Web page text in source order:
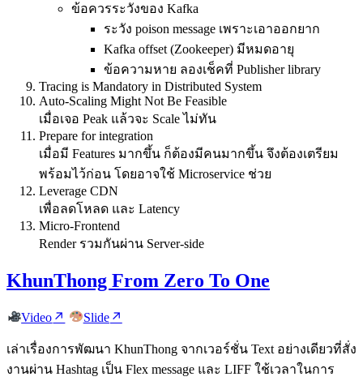
ข้อควรระวังของ Kafka
ระวัง poison message เพราะเอาออกยาก
Kafka offset (Zookeeper) มีหมดอายุ
ข้อความหาย ลองเช็คที่ Publisher library
Tracing is Mandatory in Distributed System
Auto-Scaling Might Not Be Feasible
เมื่อเจอ Peak แล้วจะ Scale ไม่ทัน
Prepare for integration
เมื่อมี Features มากขึ้น ก็ต้องมีคนมากขึ้น จึงต้องเตรียม
พร้อมไว้ก่อน โดยอาจใช้ Microservice ช่วย
Leverage CDN
เพื่อลดโหลด และ Latency
Micro-Frontend
Render รวมกันผ่าน Server-side
KhunThong From Zero To One
Video Slide
เล่าเรื่องการพัฒนา KhunThong จากเวอร์ชั่น Text อย่างเดียวที่สั่ง
งานผ่าน Hashtag เป็น Flex message และ LIFF ใช้เวลาในการ